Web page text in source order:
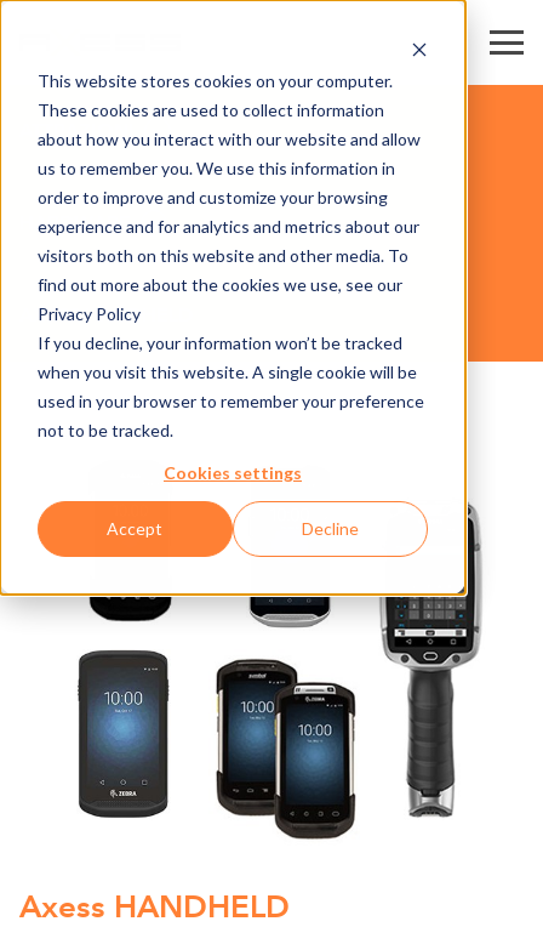
This website stores cookies on your computer.
These cookies are used to collect information
about how you interact with our website and allow
us to remember you. We use this information in
order to improve and customize your browsing
experience and for analytics and metrics about our
visitors both on this website and other media. To
find out more about the cookies we use, see our
Privacy Policy
If you decline, your information won’t be tracked
when you visit this website. A single cookie will be
used in your browser to remember your preference
not to be tracked.
Cookies settings
Accept Decline
AXESS HANDHELD
HARDWARE
ATTRAZIONI
Axess HANDHELD